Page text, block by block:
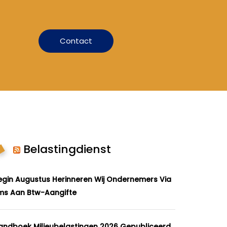
Contact
Belastingdienst
Augustus Herinneren Wij Ondernemers Via
Aan Btw-Aangifte